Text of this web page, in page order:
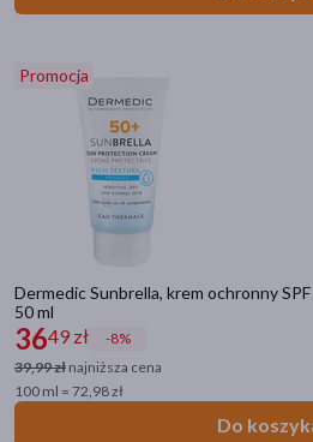
Promocja
Dermedic Sunbrella, krem ochronny
50 ml
3649 zł
-8%
39,99 zł najniższa cena
100 ml = 72,98 zł
Do
Marka
AA(3)
Acnemy
Agenity(6)